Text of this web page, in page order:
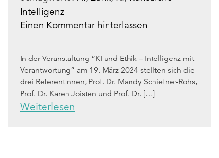
Intelligenz
Einen Kommentar hinterlassen
In der Veranstaltung “KI und Ethik – Intelligenz mit
Verantwortung” am 19. März 2024 stellten sich die
drei Referentinnen, Prof. Dr. Mandy Schiefner-Rohs,
Prof. Dr. Karen Joisten und Prof. Dr. […]
Weiterlesen